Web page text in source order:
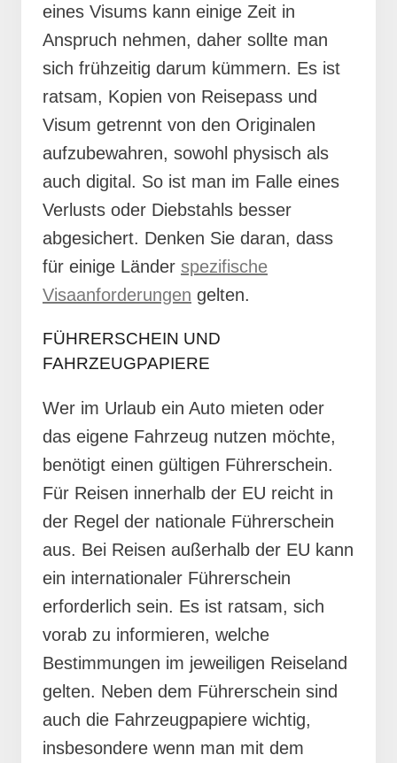
eines Visums kann einige Zeit in
Anspruch nehmen, daher sollte man
sich frühzeitig darum kümmern. Es ist
ratsam, Kopien von Reisepass und
Visum getrennt von den Originalen
aufzubewahren, sowohl physisch als
auch digital. So ist man im Falle eines
Verlusts oder Diebstahls besser
abgesichert. Denken Sie daran, dass
für einige Länder spezifische
Visaanforderungen gelten.
FÜHRERSCHEIN UND
FAHRZEUGPAPIERE
Wer im Urlaub ein Auto mieten oder
das eigene Fahrzeug nutzen möchte,
benötigt einen gültigen Führerschein.
Für Reisen innerhalb der EU reicht in
der Regel der nationale Führerschein
aus. Bei Reisen außerhalb der EU kann
ein internationaler Führerschein
erforderlich sein. Es ist ratsam, sich
vorab zu informieren, welche
Bestimmungen im jeweiligen Reiseland
gelten. Neben dem Führerschein sind
auch die Fahrzeugpapiere wichtig,
insbesondere wenn man mit dem